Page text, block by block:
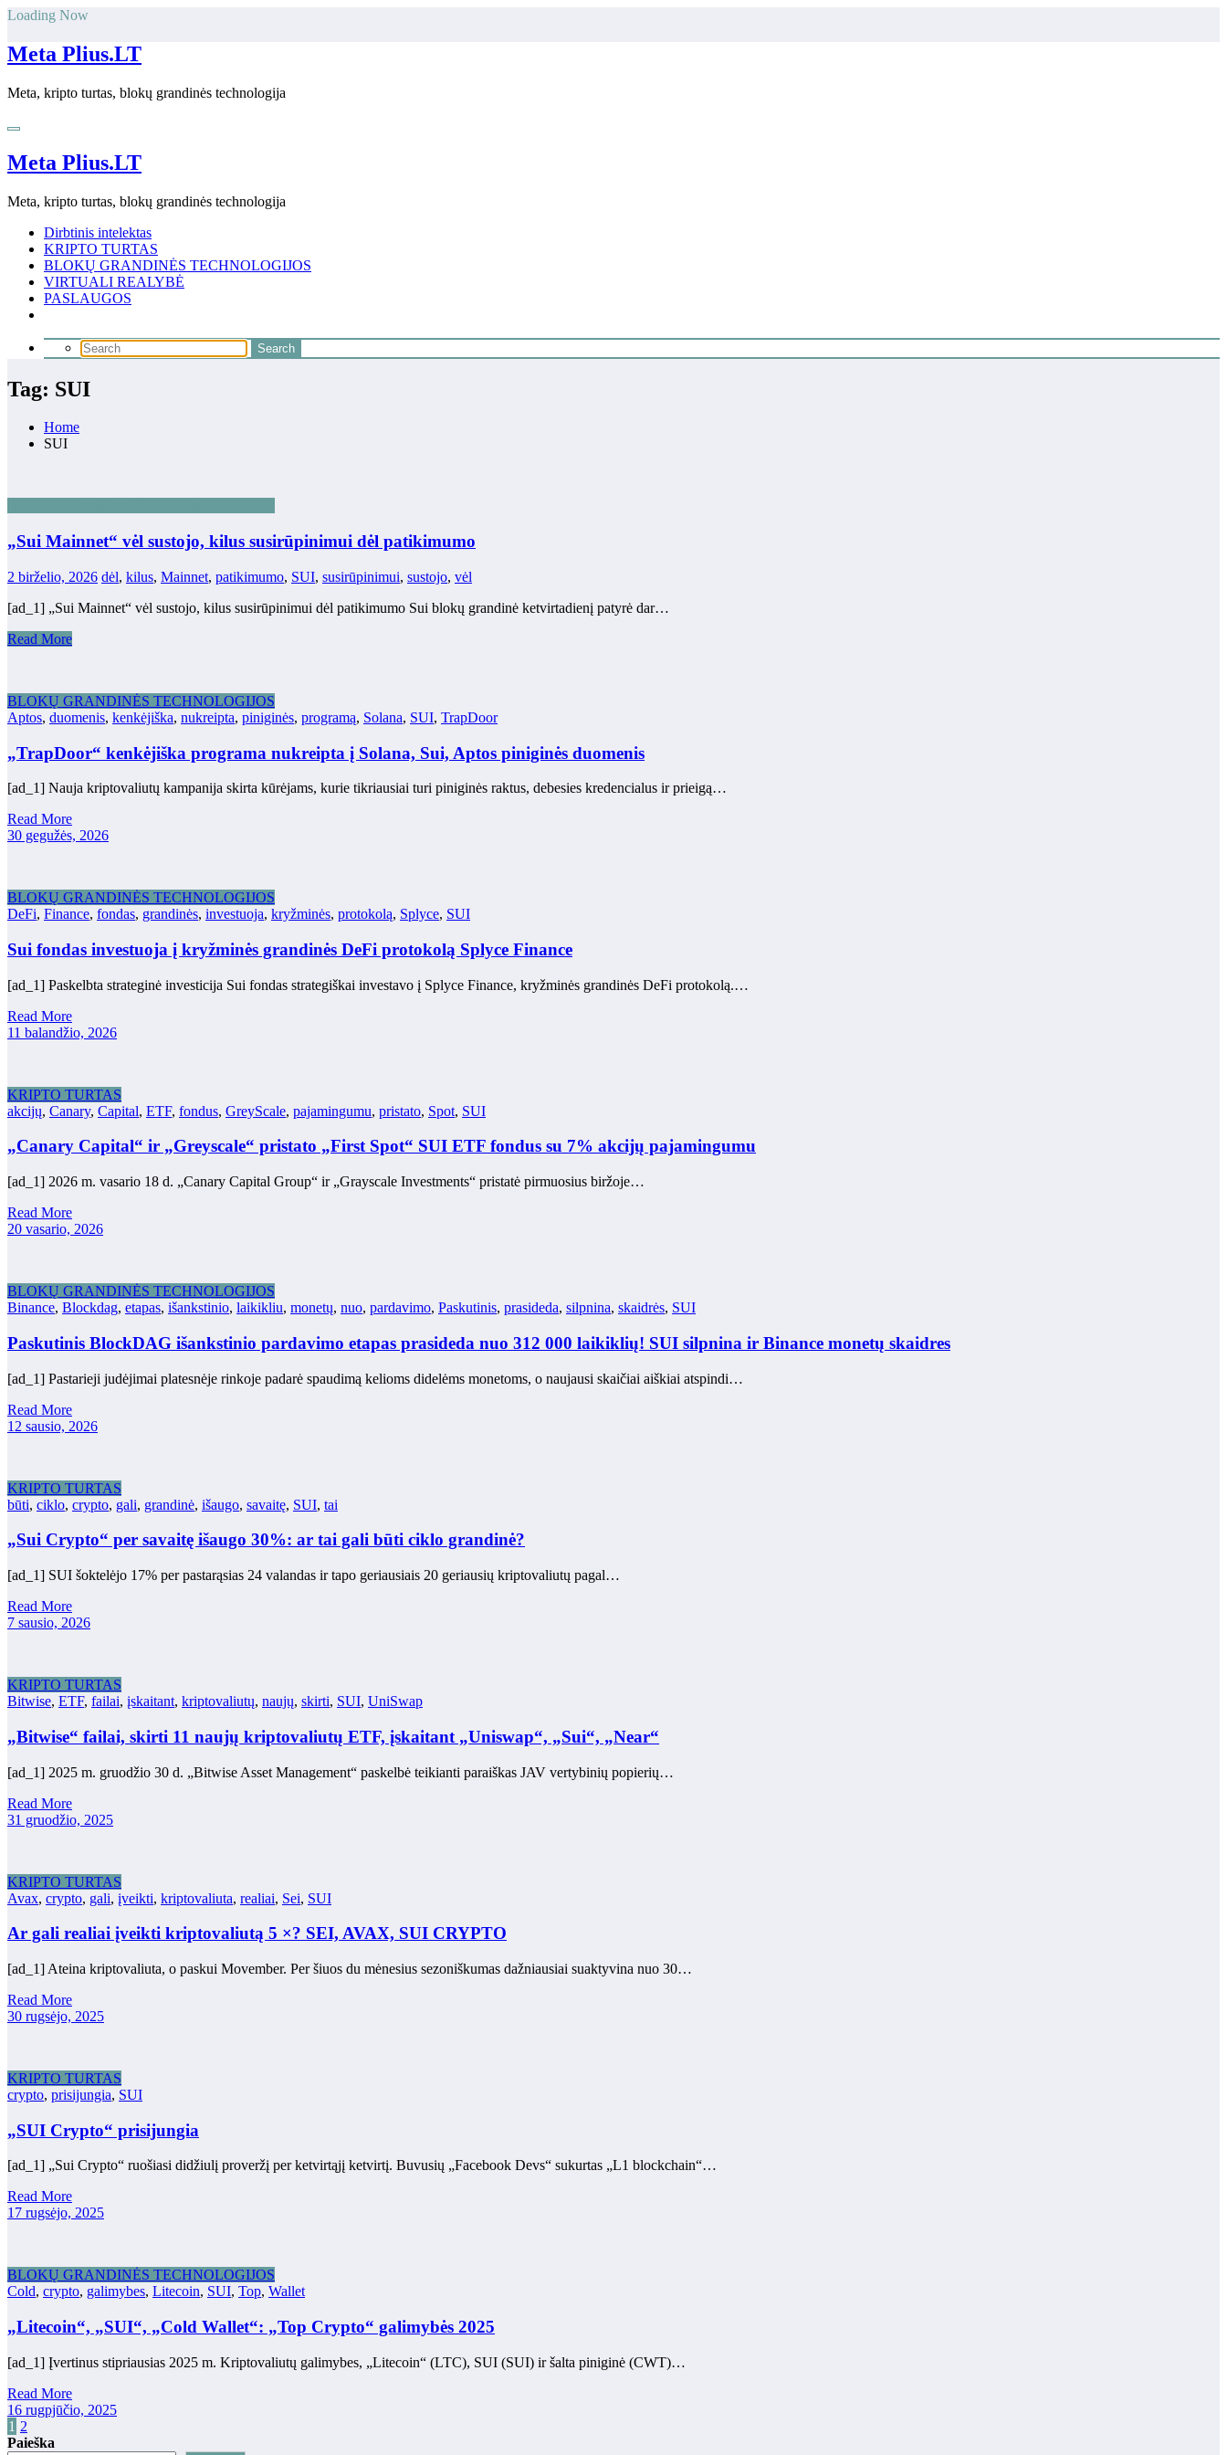
Skip
content
Loading Now
Meta Plius.LT
Meta, kripto turtas, blokų grandinės technologija
Meta Plius.LT
Meta, kripto turtas, blokų grandinės technologija
Dirbtinis intelektas
KRIPTO TURTAS
BLOKŲ GRANDINĖS TECHNOLOGIJOS
VIRTUALI REALYBĖ
PASLAUGOS
Tag: SUI
Home
SUI
„Sui Mainnet“ vėl sustojo, kilus susirūpinimui dėl patikimumo
2 birželio, 2026 dėl, kilus, Mainnet, patikimumo, SUI, susirūpinimui, sustojo, vėl
[ad_1] „Sui Mainnet“ vėl sustojo, kilus susirūpinimui dėl patikimumo Sui blokų grandinė ketvirtadienį patyrė dar…
Read More
BLOKŲ GRANDINĖS TECHNOLOGIJOS
Aptos, duomenis, kenkėjiška, nukreipta, piniginės, programą, Solana, SUI, TrapDoor
„TrapDoor“ kenkėjiška programa nukreipta į Solana, Sui, Aptos piniginės duomenis
[ad_1] Nauja kriptovaliutų kampanija skirta kūrėjams, kurie tikriausiai turi piniginės raktus, debesies kredencialus ir prieigą…
Read More
30 gegužės, 2026
BLOKŲ GRANDINĖS TECHNOLOGIJOS
DeFi, Finance, fondas, grandinės, investuoja, kryžminės, protokolą, Splyce, SUI
Sui fondas investuoja į kryžminės grandinės DeFi protokolą Splyce Finance
[ad_1] Paskelbta strateginė investicija Sui fondas strategiškai investavo į Splyce Finance, kryžminės grandinės DeFi protokolą.…
Read More
11 balandžio, 2026
KRIPTO TURTAS
akcijų, Canary, Capital, ETF, fondus, GreyScale, pajamingumu, pristato, Spot, SUI
„Canary Capital“ ir „Greyscale“ pristato „First Spot“ SUI ETF fondus su 7% akcijų pajamingumu
[ad_1] 2026 m. vasario 18 d. „Canary Capital Group“ ir „Grayscale Investments“ pristatė pirmuosius biržoje…
Read More
20 vasario, 2026
BLOKŲ GRANDINĖS TECHNOLOGIJOS
Binance, Blockdag, etapas, išankstinio, laikikliu, monetų, nuo, pardavimo, Paskutinis, prasideda, silpnina, skaidrės, SUI
Paskutinis BlockDAG išankstinio pardavimo etapas prasideda nuo 312 000 laikiklių! SUI silpnina ir Binance monetų skaidres
[ad_1] Pastarieji judėjimai platesnėje rinkoje padarė spaudimą kelioms didelėms monetoms, o naujausi skaičiai aiškiai atspindi…
Read More
12 sausio, 2026
KRIPTO TURTAS
būti, ciklo, crypto, gali, grandinė, išaugo, savaitę, SUI, tai
„Sui Crypto“ per savaitę išaugo 30%: ar tai gali būti ciklo grandinė?
[ad_1] SUI šoktelėjo 17% per pastarąsias 24 valandas ir tapo geriausiais 20 geriausių kriptovaliutų pagal…
Read More
7 sausio, 2026
KRIPTO TURTAS
Bitwise, ETF, failai, įskaitant, kriptovaliutų, naujų, skirti, SUI, UniSwap
„Bitwise“ failai, skirti 11 naujų kriptovaliutų ETF, įskaitant „Uniswap“, „Sui“, „Near“
[ad_1] 2025 m. gruodžio 30 d. „Bitwise Asset Management“ paskelbė teikianti paraiškas JAV vertybinių popierių…
Read More
31 gruodžio, 2025
KRIPTO TURTAS
Avax, crypto, gali, įveikti, kriptovaliuta, realiai, Sei, SUI
Ar gali realiai įveikti kriptovaliutą 5 ×? SEI, AVAX, SUI CRYPTO
[ad_1] Ateina kriptovaliuta, o paskui Movember. Per šiuos du mėnesius sezoniškumas dažniausiai suaktyvina nuo 30…
Read More
30 rugsėjo, 2025
KRIPTO TURTAS
crypto, prisijungia, SUI
„SUI Crypto“ prisijungia
[ad_1] „Sui Crypto“ ruošiasi didžiulį proveržį per ketvirtąjį ketvirtį. Buvusių „Facebook Devs“ sukurtas „L1 blockchain“…
Read More
17 rugsėjo, 2025
BLOKŲ GRANDINĖS TECHNOLOGIJOS
Cold, crypto, galimybes, Litecoin, SUI, Top, Wallet
„Litecoin“, „SUI“, „Cold Wallet“: „Top Crypto“ galimybės 2025
[ad_1] Įvertinus stipriausias 2025 m. Kriptovaliutų galimybes, „Litecoin“ (LTC), SUI (SUI) ir šalta piniginė (CWT)…
Read More
16 rugpjūčio, 2025
Įrašų
1 2
Paieška